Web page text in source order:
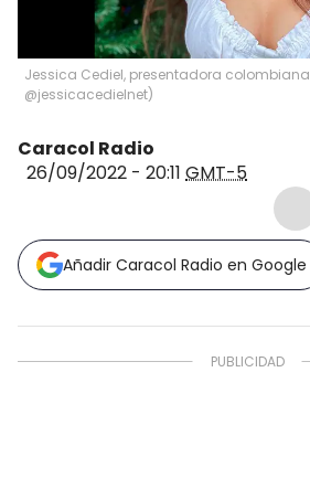
Jessica Cediel, presentadora colombiana
@jessicacedielnet)
Caracol Radio
26/09/2022 - 20:11 GMT-5
Añadir Caracol Radio en Google